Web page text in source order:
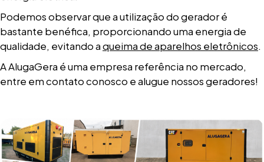
Podemos observar que a utilização do gerador é
bastante benéfica, proporcionando uma energia de
qualidade, evitando aqueima de aparelhos eletrônicos.
A AlugaGera é uma empresa referência no mercado,
entre em contato conosco e alugue nossos geradores!